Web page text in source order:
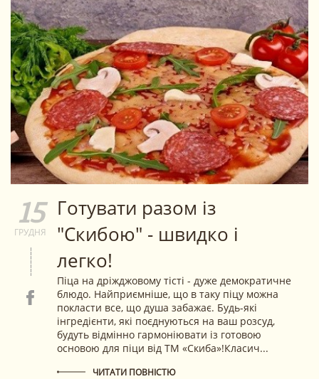
15
ГРУДНЯ
Готувати разом із
"Скибою" - швидко і
легко!
Піца на дріжджовому тісті - дуже демократичне
блюдо. Найприємніше, що в таку піцу можна
покласти все, що душа забажає. Будь-які
інгредієнти, які поєднуються на ваш розсуд,
будуть відмінно гармоніювати із готовою
основою для піци від ТМ «Скиба»!Класич...
ЧИТАТИ ПОВНІСТЮ